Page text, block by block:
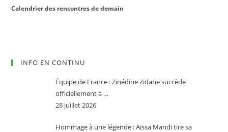
Calendrier des rencontres de demain
INFO EN CONTINU
Équipe de France : Zinédine Zidane succède
officiellement à …
28 juillet 2026
Hommage à une légende : Aïssa Mandi tire sa